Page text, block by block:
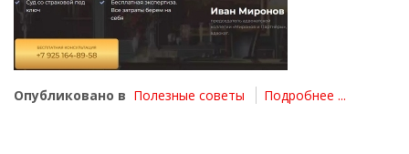
Опубликовано в Полезные советы Подробнее ...